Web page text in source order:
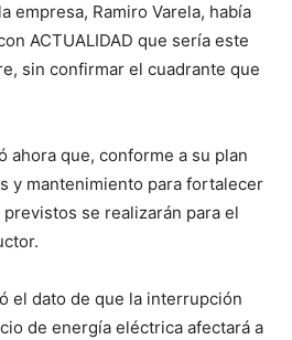
empresa, Ramiro Varela, había
ACTUALIDAD que sería este
sin confirmar el cuadrante que
ahora que, conforme a su plan
y mantenimiento para fortalecer
se realizarán para el
el dato de que la interrupción
de energía eléctrica afectará a